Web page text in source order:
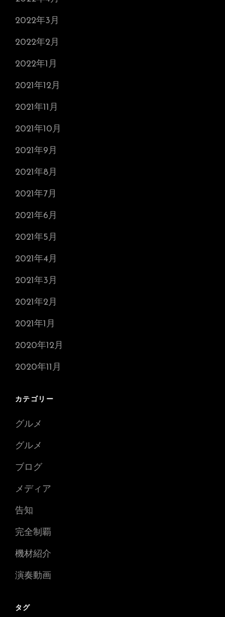
2022年3月
2022年2月
2022年1月
2021年12月
2021年11月
2021年10月
2021年9月
2021年8月
2021年7月
2021年6月
2021年5月
2021年4月
2021年3月
2021年2月
2021年1月
2020年12月
2020年11月
カテゴリー
グルメ
グルメ
ブログ
メディア
告知
完全制覇
機材紹介
演奏動画
タグ